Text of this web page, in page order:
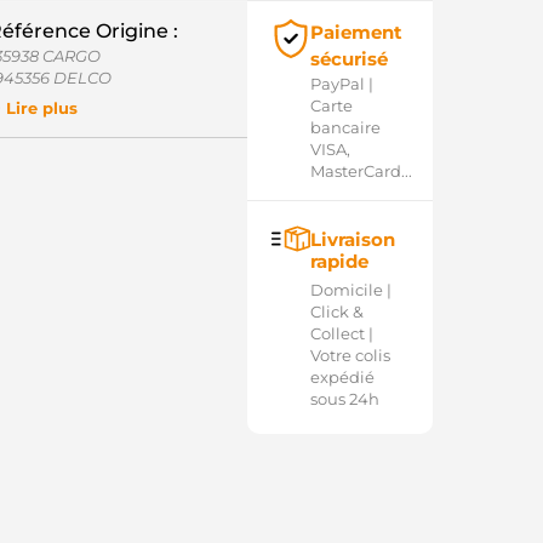
Origine :
CARGO
DELCO
CATERPILLAR
1844 WAI / TRANSPO
WOODAUTO
Lire plus
Paiement
sécurisé
PayPal |
Carte
bancaire
VISA,
MasterCard...
Livraison
rapide
Domicile |
Click &
Collect |
Votre colis
expédié
sous 24h